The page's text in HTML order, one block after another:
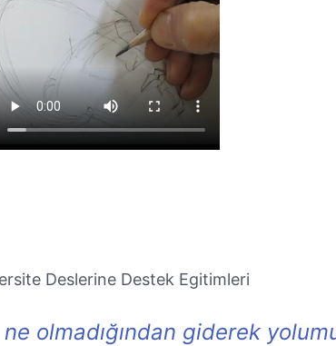
Deslerine Destek Egitimleri
olmadığından giderek